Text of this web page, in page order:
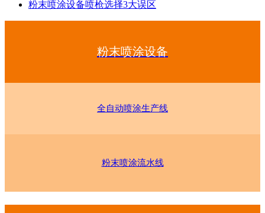
粉末喷涂设备喷枪选择3大误区
粉末喷涂设备
全自动喷涂生产线
粉末喷涂流水线